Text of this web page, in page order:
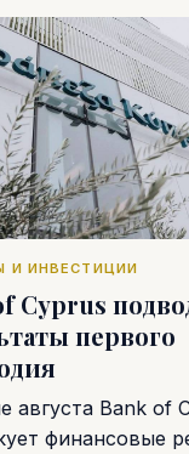
И ИНВЕСТИЦИИ
Cyprus
первого
августа Bank of
финансовые